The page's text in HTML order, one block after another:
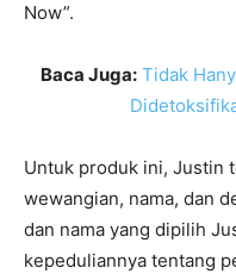
Now”.
Baca Juga: Tidak
Untuk produk ini, Justin
wewangian, nama, dan
dan nama yang dipilih
kepeduliannya tentang